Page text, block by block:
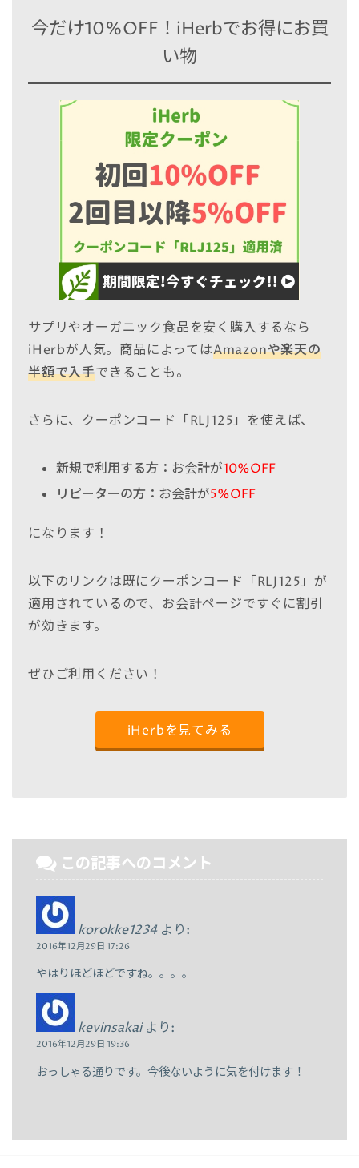
今だけ10%OFF！iHerbでお得にお買
い物
サプリやオーガニック食品を安く購入するなら
iHerbが人気。商品によってはAmazonや楽天の
半額で入手できることも。
さらに、クーポンコード「RLJ125」を使えば、
新規で利用する方： お会計が10%OFF
リピーターの方： お会計が5%OFF
になります！
以下のリンクは既にクーポンコード「RLJ125」が
適用されているので、お会計ページですぐに割引
が効きます。
ぜひご利用ください！
iHerbを見てみる
この記事へのコメント
korokke1234 より:
2016年12月29日 17:26
やはりほどほどですね。。。。
kevinsakai より:
2016年12月29日 19:36
おっしゃる通りです。今後ないように気を付けます！